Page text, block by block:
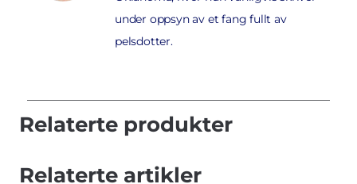
under oppsyn av et fang fullt av
pelsdotter.
Relaterte produkter
Relaterte artikler